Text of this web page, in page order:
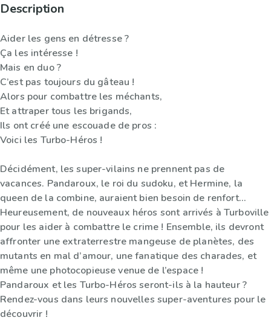
Description
Aider les gens en détresse ?
Ça les intéresse !
Mais en duo ?
C’est pas toujours du gâteau !
Alors pour combattre les méchants,
Et attraper tous les brigands,
Ils ont créé une escouade de pros :
Voici les Turbo-Héros !
Décidément, les super-vilains ne prennent pas de
vacances. Pandaroux, le roi du sudoku, et Hermine, la
queen de la combine, auraient bien besoin de renfort…
Heureusement, de nouveaux héros sont arrivés à Turboville
pour les aider à combattre le crime ! Ensemble, ils devront
affronter une extraterrestre mangeuse de planètes, des
mutants en mal d’amour, une fanatique des charades, et
même une photocopieuse venue de l’espace !
Pandaroux et les Turbo-Héros seront-ils à la hauteur ?
Rendez-vous dans leurs nouvelles super-aventures pour le
découvrir !